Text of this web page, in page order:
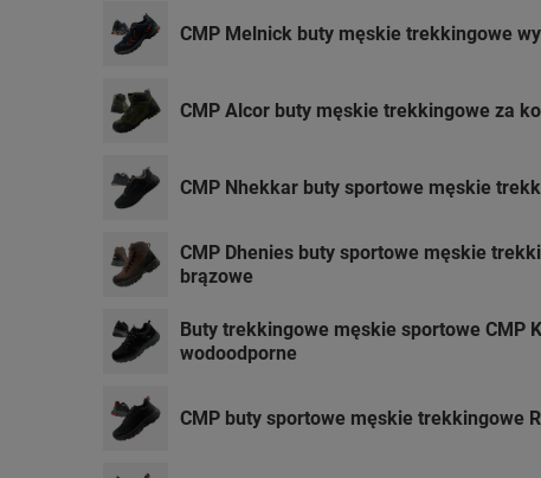
CMP Melnick buty męskie trekkingowe
CMP Alcor buty męskie trekkingowe za
CMP Nhekkar buty sportowe męskie
CMP Dhenies buty sportowe męskie
brązowe
Buty trekkingowe męskie sportowe CMP
wodoodporne
CMP buty sportowe męskie trekkingowe